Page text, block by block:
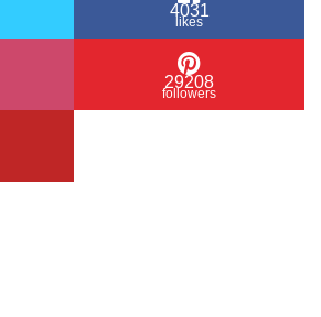
4031
likes
29208
followers